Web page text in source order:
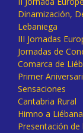
Dinamización,
Lebaniega
III Jornadas
Jornadas de
Comarca de
Primer
Sensaciones
Cantabria Rural
Himno a Liébana
Presentación de